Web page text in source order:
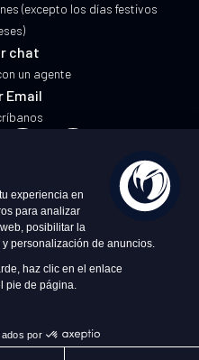
(excepto los días festivos
chat
un agente
Email
ES
es una marca